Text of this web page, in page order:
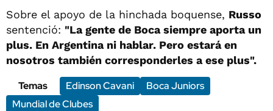
Sobre el apoyo de la hinchada boquense, Russo
sentenció: "La gente de Boca siempre aporta un
plus. En Argentina ni hablar. Pero estará en
nosotros también corresponderles a ese plus".
Temas
Edinson Cavani
Boca Juniors
Mundial de Clubes